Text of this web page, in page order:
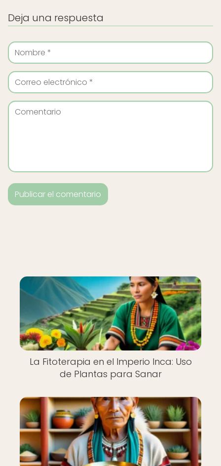
Deja una respuesta
La Fitoterapia en el Imperio Inca: Uso
de Plantas para Sanar